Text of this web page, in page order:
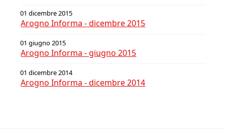
01 dicembre 2015
Arogno Informa - dicembre 2015
01 giugno 2015
Arogno Informa - giugno 2015
01 dicembre 2014
Arogno Informa - dicembre 2014